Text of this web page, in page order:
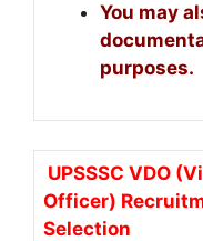
You may
purposes.
UPSSSC VDO
Officer)
Selection